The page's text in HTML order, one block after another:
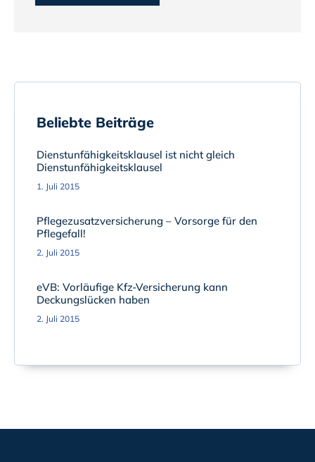
Beliebte Beiträge
Dienstunfähigkeitsklausel ist nicht gleich
Dienstunfähigkeitsklausel
1. Juli 2015
Pflegezusatzversicherung – Vorsorge für den
Pflegefall!
2. Juli 2015
eVB: Vorläufige Kfz-Versicherung kann
Deckungslücken haben
2. Juli 2015